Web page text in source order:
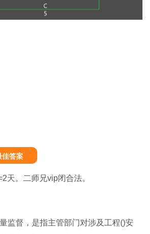
佳答案
天。二师兄vip闭合法。
监督，是指主管部门对涉及工程()安